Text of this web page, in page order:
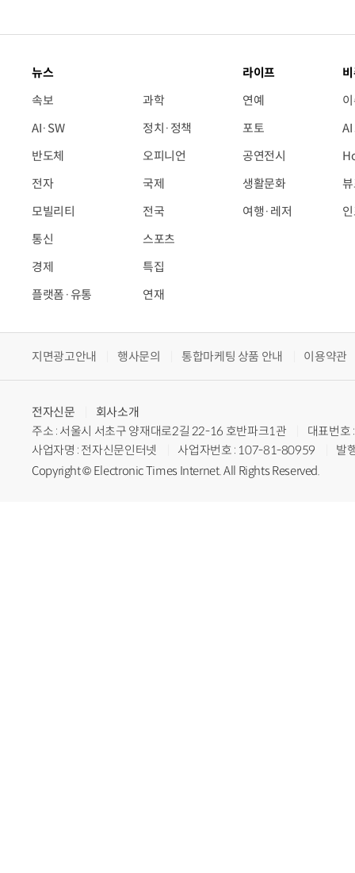
뉴스
속보
AI·SW
반도체
전자
모빌리티
통신
경제
플랫폼·유통
과학
정치·정책
오피니언
국제
전국
스포츠
특집
연재
라이프
연예
포토
공연전시
생활문화
여행·레저
지면광고안내 행사문의 통합마케팅 상품 안내 이용약관
전자신문
회사소개
주소 : 서울시 서초구 양재대로2길 22-16 호반파크1관
대표번
사업자명 : 전자신문인터넷
사업자번호 : 107-81-80959
발
Copyright © Electronic Times Internet. All Rights Reserved.